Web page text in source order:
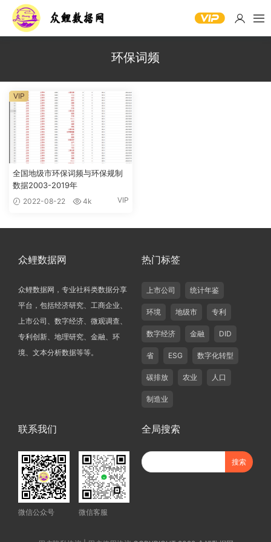
环保词频
全国地级市环保词频与环保规制
数据2003-2019年
2022-08-22 4k VIP
VIP
众鲤数据网
众鲤数据网，专业社科类数据分享
平台，包括经济研究、工商企业、
上市公司、数字经济、微观调查、
专利创新、地理研究、金融、环
境、文本分析数据等等。
热门标签
上市公司 统计年鉴
环境 地级市 专利
数字经济 金融 DID
省 ESG 数字化转型
碳排放 农业 人口
制造业
联系我们
微信公众号 微信客服
全局搜索